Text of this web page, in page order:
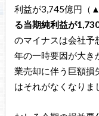
利益が3,745億円（
る当期純利益が
のマイナスは会社予
年の一時要因が大き
業売却に伴う巨額損
はそれがなくなりま